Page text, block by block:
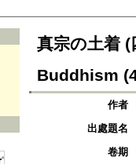
真宗の土着
Buddhism
作者
出處題名
卷期